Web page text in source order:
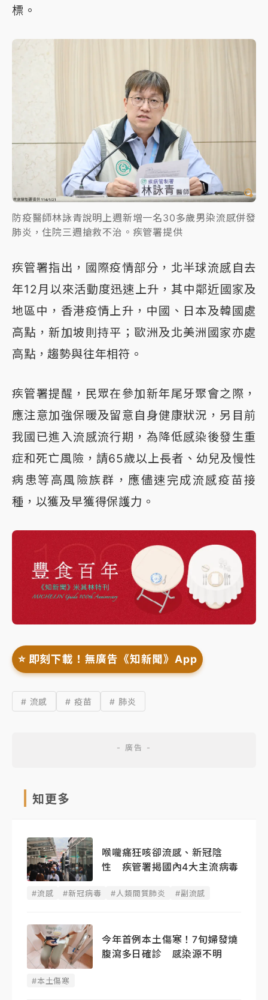
標。
防疫醫師林詠青說明上週新增一名30多歲男染流感併發
肺炎，住院三週搶救不治。疾管署提供
疾管署指出，國際疫情部分，北半球流感自去
年12月以來活動度迅速上升，其中鄰近國家及
地區中，香港疫情上升，中國、日本及韓國處
高點，新加坡則持平；歐洲及北美洲國家亦處
高點，趨勢與往年相符。
疾管署提醒，民眾在參加新年尾牙聚會之際，
應注意加強保暖及留意自身健康狀況，另目前
我國已進入流感流行期，為降低感染後發生重
症和死亡風險，請65歲以上長者、幼兒及慢性
病患等高風險族群，應儘速完成流感疫苗接
種，以獲及早獲得保護力。
⭐️ 即刻下載！無廣告《知新聞》App
# 流感 # 疫苗 # 肺炎
知更多
喉嚨痛狂咳卻流感、新冠陰
性 疾管署揭國內4大主流病毒
#流感 #新冠病毒 #人類間質肺炎 #副流感
今年首例本土傷寒！7旬婦發燒
腹瀉多日確診 感染源不明
#本土傷寒